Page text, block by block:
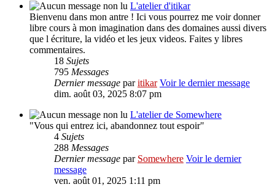
L'atelier d'itikar
Bienvenu dans mon antre ! Ici vous pourrez me voir donner
libre cours à mon imagination dans des domaines aussi divers
que l écriture, la vidéo et les jeux videos. Faites y libres
commentaires.
18 Sujets
795 Messages
Dernier message paritikar Voir le dernier message
dim. août 03, 2025 8:07 pm
L'atelier de Somewhere
"Vous qui entrez ici, abandonnez tout espoir"
4 Sujets
288 Messages
Dernier message par Somewhere Voir le dernier
message
ven. août 01, 2025 1:11 pm